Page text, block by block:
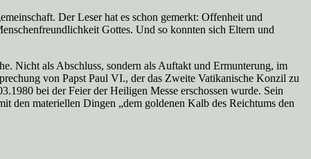
Der Leser hat es schon gemerkt: Offenheit und
Gottes. Und so konnten sich Eltern und
Nicht als Abschluss, sondern als Auftakt und Ermunterung, im
von Papst Paul VI., der das Zweite Vatikanische Konzil zu
bei der Feier der Heiligen Messe erschossen wurde. Sein
den materiellen Dingen „dem goldenen Kalb des Reichtums den